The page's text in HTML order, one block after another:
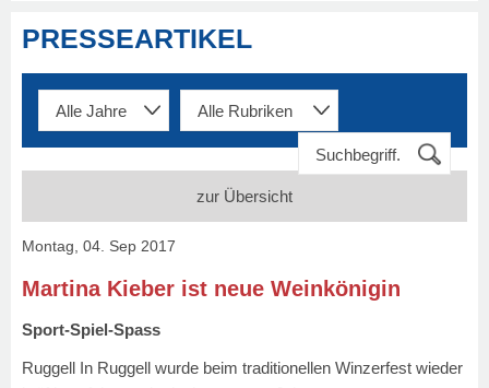
PRESSEARTIKEL
zur Übersicht
Montag, 04. Sep 2017
Martina Kieber ist neue Weinkönigin
Sport-Spiel-Spass
Ruggell In Ruggell wurde beim traditionellen Winzerfest wieder